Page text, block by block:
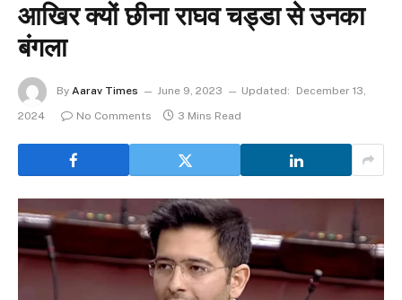
आखिर क्यों छीना राघव चड्डा से उनका
बंगला
By Aarav Times June 9, 2023 Updated:
December 13,
2024
No Comments 3 Mins Read